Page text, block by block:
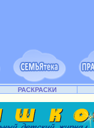
РАСКРАСКИ